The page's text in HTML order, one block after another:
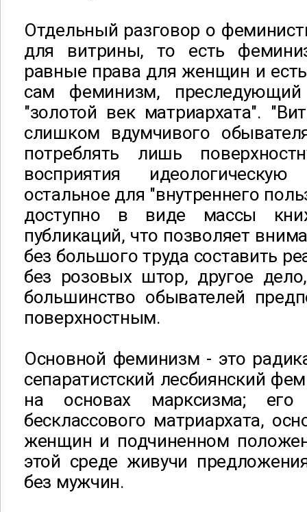
Отдельный разговор о
для витрины, то есть
равные права для женщин и
сам феминизм,
"золотой век матриархата".
слишком вдумчивого
потреблять лишь
восприятия
остальное для "внутреннего
доступно в виде массы
публикаций, что позволяет
без большого труда составить
без розовых штор, другое
большинство обывателей
поверхностным.
Основной феминизм - это
сепаратистский лесбиянский
на основах марксизма; его
бесклассового матриархата,
женщин и подчиненном
этой среде живучи
без мужчин.